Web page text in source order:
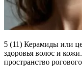
5 (11) Керамиды или
здоровья волос и
пространство